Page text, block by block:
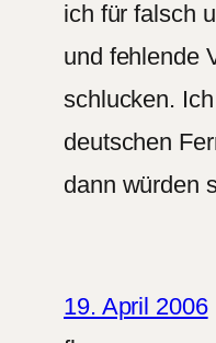
ich für falsch
und fehlende
schlucken.
deutschen
dann würden
19. April 2006